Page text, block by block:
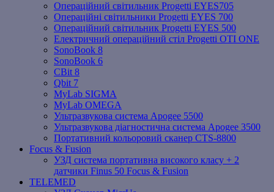
Операційний світильник Progetti EYES705
Операційні світильники Progetti EYES 700
Операційний світильник Progetti EYES 500
Електричний операційний стіл Progetti OTI ONE
SonoBook 8
SonoBook 6
СBit 8
Qbit 7
MyLab SIGMA
MyLab OMEGA
Ультразвукова система Apogee 5500
Ультразвукова діагностична система Apogee 3500
Портативний кольоровий сканер CTS-8800
Focus & Fusion
УЗД система портативна високого класу + 2
датчики Finus 50 Focus & Fusion
TELEMED